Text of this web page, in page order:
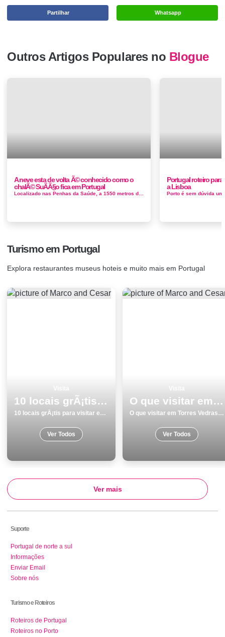
Whatsapp
Partilhar
Outros Artigos Populares no Blogue
A neve esta de volta Ã© conhecido como o
chalÃ© SuÃ­Ã§o fica em Portugal
Portugal roteiro para
a Lisboa
Turismo em Portugal
Explora restaurantes museus hoteis e muito mais em Portugal
10 locais grÃ¡tis para visitar em Torres Vedras
10 locais grÃ¡tis para visitar em Torres Vedras
Ver Todos
O que visitar em Torres Vedras os 7 melhores locais
O que visitar em Torres Vedras os 7 melhores locais
Ver Todos
Ver mais
Suporte
Portugal de norte a sul
Informações
Enviar Email
Sobre nós
Turismo e Roteiros
Roteiros de Portugal
Roteiros no Porto